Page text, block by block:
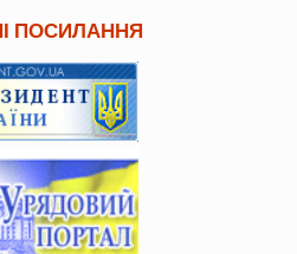
ПОСИЛАННЯ